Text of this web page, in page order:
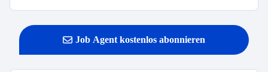
Job Agent kostenlos abonnieren